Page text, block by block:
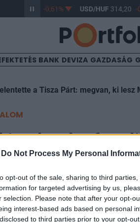
Do Not Process My Personal
opt-out of the sale, sharing to third
for targeted advertising by us,
selection. Please note that after your opt-
interest-based ads based on personal
to third parties prior to your opt-
363,17 -0,61% USD/HUF 314,20 -
BANK DEVIZA GAZDASÁG
a Tisza Párt: megvan, ki
rekordot fog